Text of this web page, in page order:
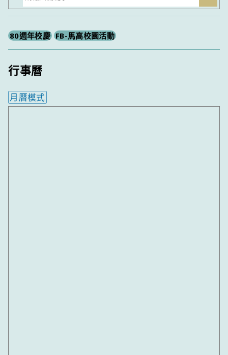
尋
80週年校慶 FB-馬高校園活動
行事曆
月曆模式